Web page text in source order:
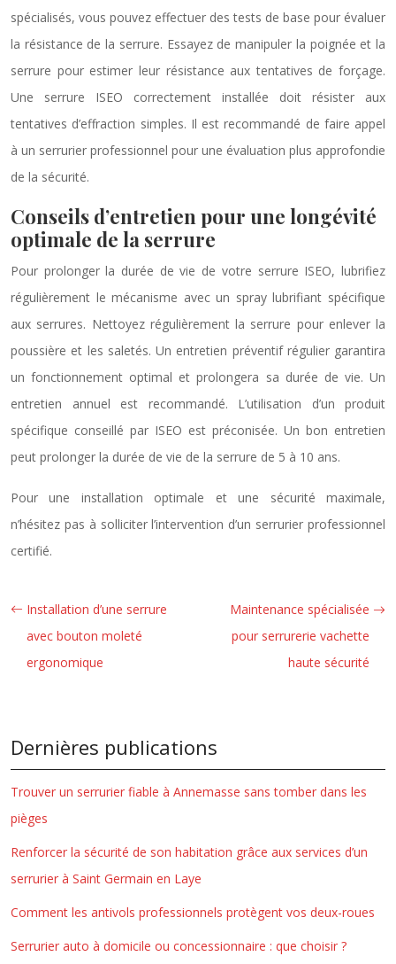
spécialisés, vous pouvez effectuer des tests de base pour évaluer
la résistance de la serrure. Essayez de manipuler la poignée et la
serrure pour estimer leur résistance aux tentatives de forçage.
Une serrure ISEO correctement installée doit résister aux
tentatives d’effraction simples. Il est recommandé de faire appel
à un serrurier professionnel pour une évaluation plus approfondie
de la sécurité.
Conseils d’entretien pour une longévité
optimale de la serrure
Pour prolonger la durée de vie de votre serrure ISEO, lubrifiez
régulièrement le mécanisme avec un spray lubrifiant spécifique
aux serrures. Nettoyez régulièrement la serrure pour enlever la
poussière et les saletés. Un entretien préventif régulier garantira
un fonctionnement optimal et prolongera sa durée de vie. Un
entretien annuel est recommandé. L’utilisation d’un produit
spécifique conseillé par ISEO est préconisée. Un bon entretien
peut prolonger la durée de vie de la serrure de 5 à 10 ans.
Pour une installation optimale et une sécurité maximale,
n’hésitez pas à solliciter l’intervention d’un serrurier professionnel
certifié.
Installation d’une serrure
avec bouton moleté
ergonomique
Maintenance spécialisée
pour serrurerie vachette
haute sécurité
Dernières publications
Trouver un serrurier fiable à Annemasse sans tomber dans les
pièges
Renforcer la sécurité de son habitation grâce aux services d’un
serrurier à Saint Germain en Laye
Comment les antivols professionnels protègent vos deux-roues
Serrurier auto à domicile ou concessionnaire : que choisir ?